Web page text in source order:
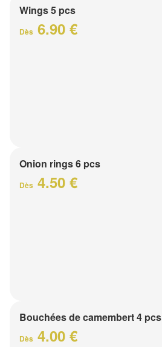
Wings 5 pcs
Dès 6.90 €
Onion rings 6 pcs
Dès 4.50 €
Bouchées de camembert 4 pcs
Dès 4.00 €